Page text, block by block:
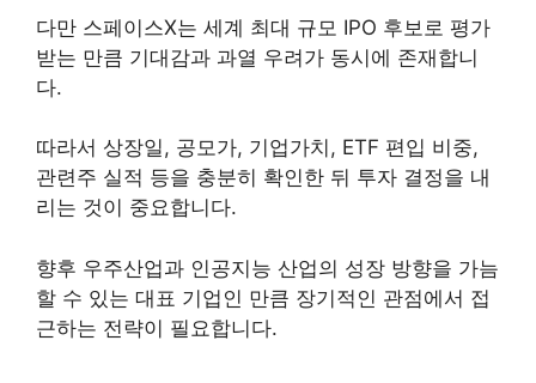
다만 스페이스X는 세계 최대 규모 IPO 후보로 평가
받는 만큼 기대감과 과열 우려가 동시에 존재합니
다.
따라서 상장일, 공모가, 기업가치, ETF 편입 비중,
관련주 실적 등을 충분히 확인한 뒤 투자 결정을 내
리는 것이 중요합니다.
향후 우주산업과 인공지능 산업의 성장 방향을 가늠
할 수 있는 대표 기업인 만큼 장기적인 관점에서 접
근하는 전략이 필요합니다.